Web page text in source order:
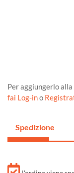
Per aggiungerlo
fai Log-ino
Spedizione